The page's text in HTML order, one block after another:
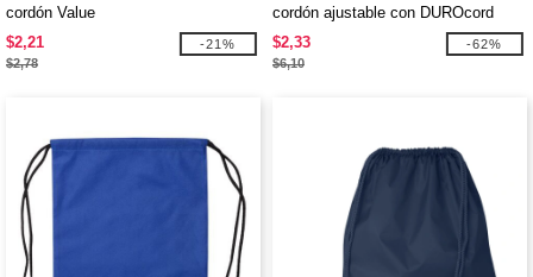
cordón Value
$2,21
$2,78
-21%
cordón ajustable con DUROcord
$2,33
$6,10
-62%